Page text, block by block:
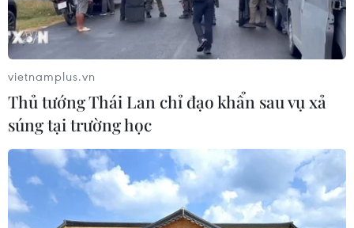
25/11/2016 23:47
Hồi 4 giờ, vị trí tâm bão số 9 ở vào khoảng 12,4 độ Vĩ
Bắc; 119,3 độ Kinh Đông, trên khu vực phía Đông Biển
Đông, cách đảo Song Tử Tây (thuộc quần đảo Trường
Sa) 580km về phía Đông Đông Bắc.
vietnamplus.vn
Thủ tướng Thái Lan chỉ đạo khẩn sau vụ xả
súng tại trường học